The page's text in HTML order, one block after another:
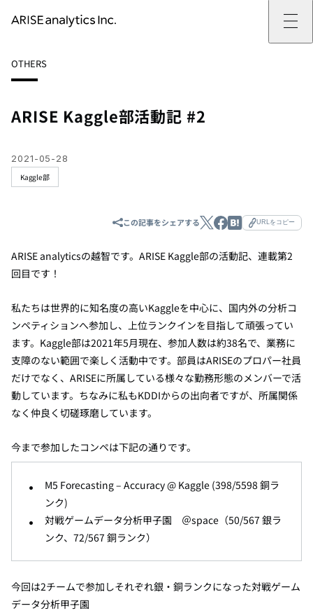
ARISE analyticsとはトップ
ミッション・バリュー
働きがいのある会社づくり
サービス
提供サービストップ
カスタマーサポート改革
ドローン・ビジネス活用
生成AI活用支援
実績
データドリブン改革の推進支援
新規事業の立ち上げ支援
企業情報トップ
サステナビリティ
お問い合わせ
ニュース
プレスリリース
イベント
TECH BLOG
PAPER
採用トップ
新卒採用
働く環境
数字で見るARISE analytics
OTHERS
ARISE Kaggle部活動記 #2
Kaggle部
2021-05-28
この記事をシェアする URLをコピー
ARISE analyticsの越智です。 ARISE Kaggle部の活動記、連載第2
回目です！
私たちは世界的に知名度の高いKaggleを中心に、国内外の分析コ
ンペティションへ参加し、上位ランクインを目指して頑張ってい
ます。 Kaggle部は2021年5月現在、参加人数は約38名で、業務に
支障のない範囲で楽しく活動中です。部員はARISEのプロパー社員
だけでなく、 ARISEに所属している様々な勤務形態のメンバーで活
動しています。ちなみに私もKDDIからの出向者ですが、所属関係
なく仲良く切磋琢磨しています。
今まで参加したコンペは下記の通りです。
M5 Forecasting – Accuracy @ Kaggle (398/5598 銅ラ
ンク)
対戦ゲームデータ分析甲子園 ＠space （50/567 銀ラ
ンク、 72/567 銅ランク）
今回は2チームで参加しそれぞれ銀・銅ランクになった対戦ゲーム
データ分析甲子園